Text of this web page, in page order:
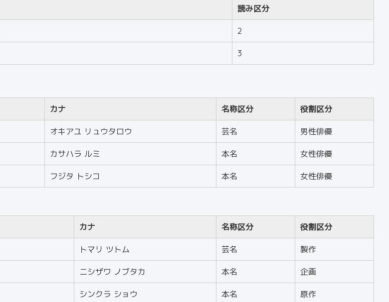
読み区分
2
3
カナ 名称区分 役割区分
オキアユ リュウタロウ 芸名 男性俳優
カサハラ ルミ 本名 女性俳優
フジタ トシコ 本名 女性俳優
カナ 名称区分 役割区分
トマリ ツトム 芸名 製作
ニシザワ ノブタカ 本名 企画
シンクラ ショウ 本名 原作